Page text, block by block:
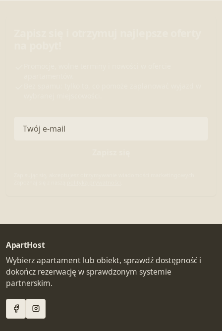
ApartHost
Wybierz apartament lub obiekt, sprawdź dostępność i
dokończ rezerwację w sprawdzonym systemie
partnerskim.